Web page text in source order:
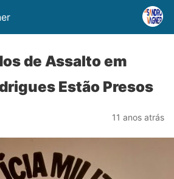
de Assalto em
Estão Presos
11 anos atrás